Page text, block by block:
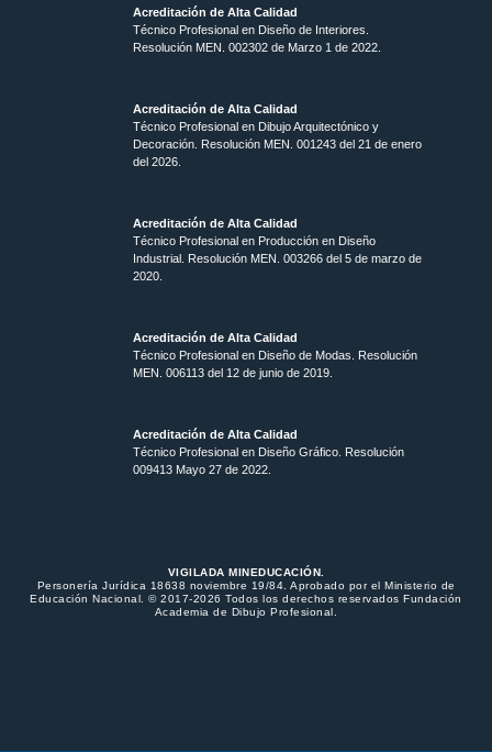
Acreditación de Alta Calidad
Técnico Profesional en Diseño de Interiores.
Resolución MEN. 002302 de Marzo 1 de 2022.
Acreditación de Alta Calidad
Técnico Profesional en Dibujo Arquitectónico y
Decoración. Resolución MEN. 001243 del 21 de enero
del 2026.
Acreditación de Alta Calidad
Técnico Profesional en Producción en Diseño
Industrial. Resolución MEN. 003266 del 5 de marzo de
2020.
Acreditación de Alta Calidad
Técnico Profesional en Diseño de Modas. Resolución
MEN. 006113 del 12 de junio de 2019.
Acreditación de Alta Calidad
Técnico Profesional en Diseño Gráfico. Resolución
009413 Mayo 27 de 2022.
VIGILADA MINEDUCACIÓN.
Personería Jurídica 18638 noviembre 19/84. Aprobado por el Ministerio de
Educación Nacional. © 2017-2026 Todos los derechos reservados Fundación
Academia de Dibujo Profesional.